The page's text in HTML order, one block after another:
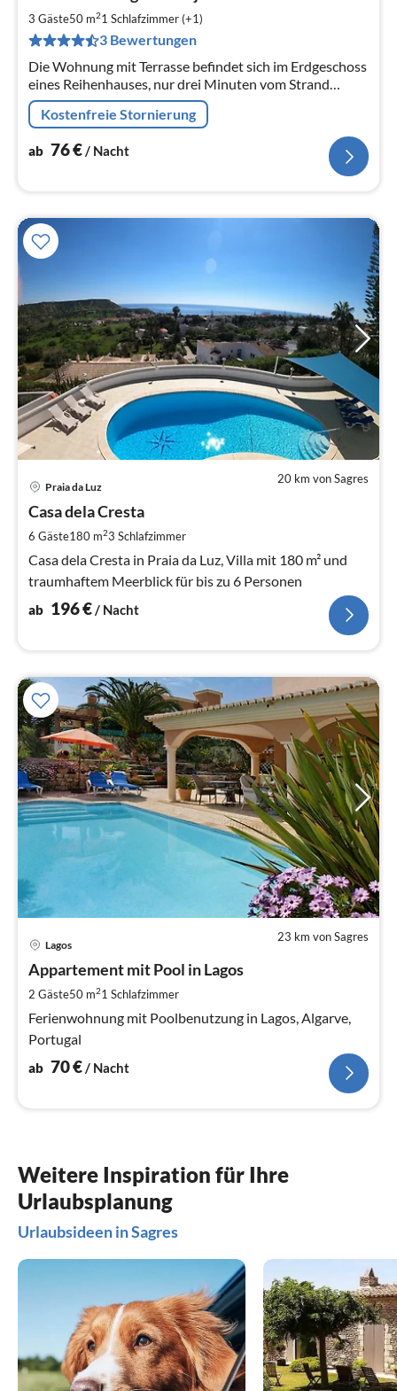
3 Gäste50 m21 Schlafzimmer (+1)
3 Bewertungen
Die Wohnung mit Terrasse befindet sich im Erdgeschoss
eines Reihenhauses, nur drei Minuten vom Strand
entfernt.
Kostenfreie Stornierung
ab 76€/ Nacht
20 km von Sagres
Praia da Luz
Casa dela Cresta
6 Gäste180 m23 Schlafzimmer
Casa dela Cresta in Praia da Luz, Villa mit 180 m² und
traumhaftem Meerblick für bis zu 6 Personen
ab 196€ / Nacht
23 km von Sagres
Lagos
Appartement mit Pool in Lagos
2 Gäste50 m21 Schlafzimmer
Ferienwohnung mit Poolbenutzung in Lagos, Algarve,
Portugal
ab 70€/ Nacht
Weitere Inspiration für Ihre
Urlaubsplanung
Urlaubsideen in Sagres